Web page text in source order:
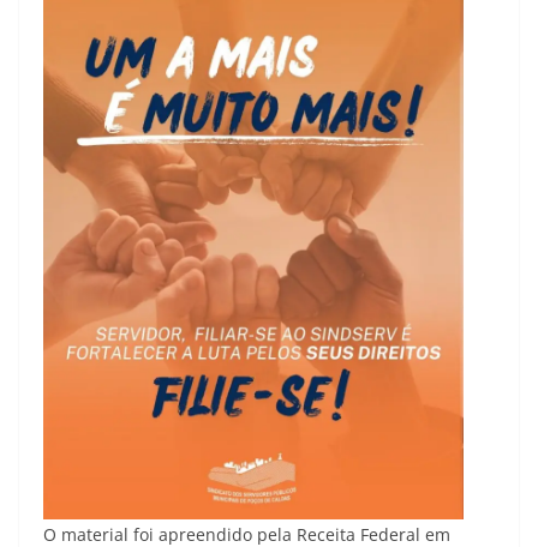
O material foi apreendido pela Receita Federal em